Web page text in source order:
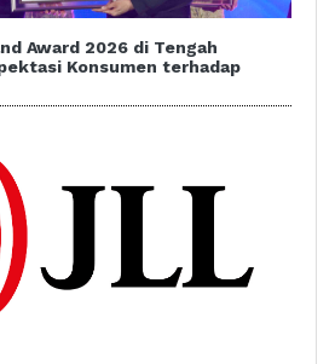
Award 2026 di Tengah
Konsumen terhadap